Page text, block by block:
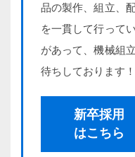
品の製作、組立、
を一貫して行って
があって、機械組
待ちしております！
新卒採用
はこちら